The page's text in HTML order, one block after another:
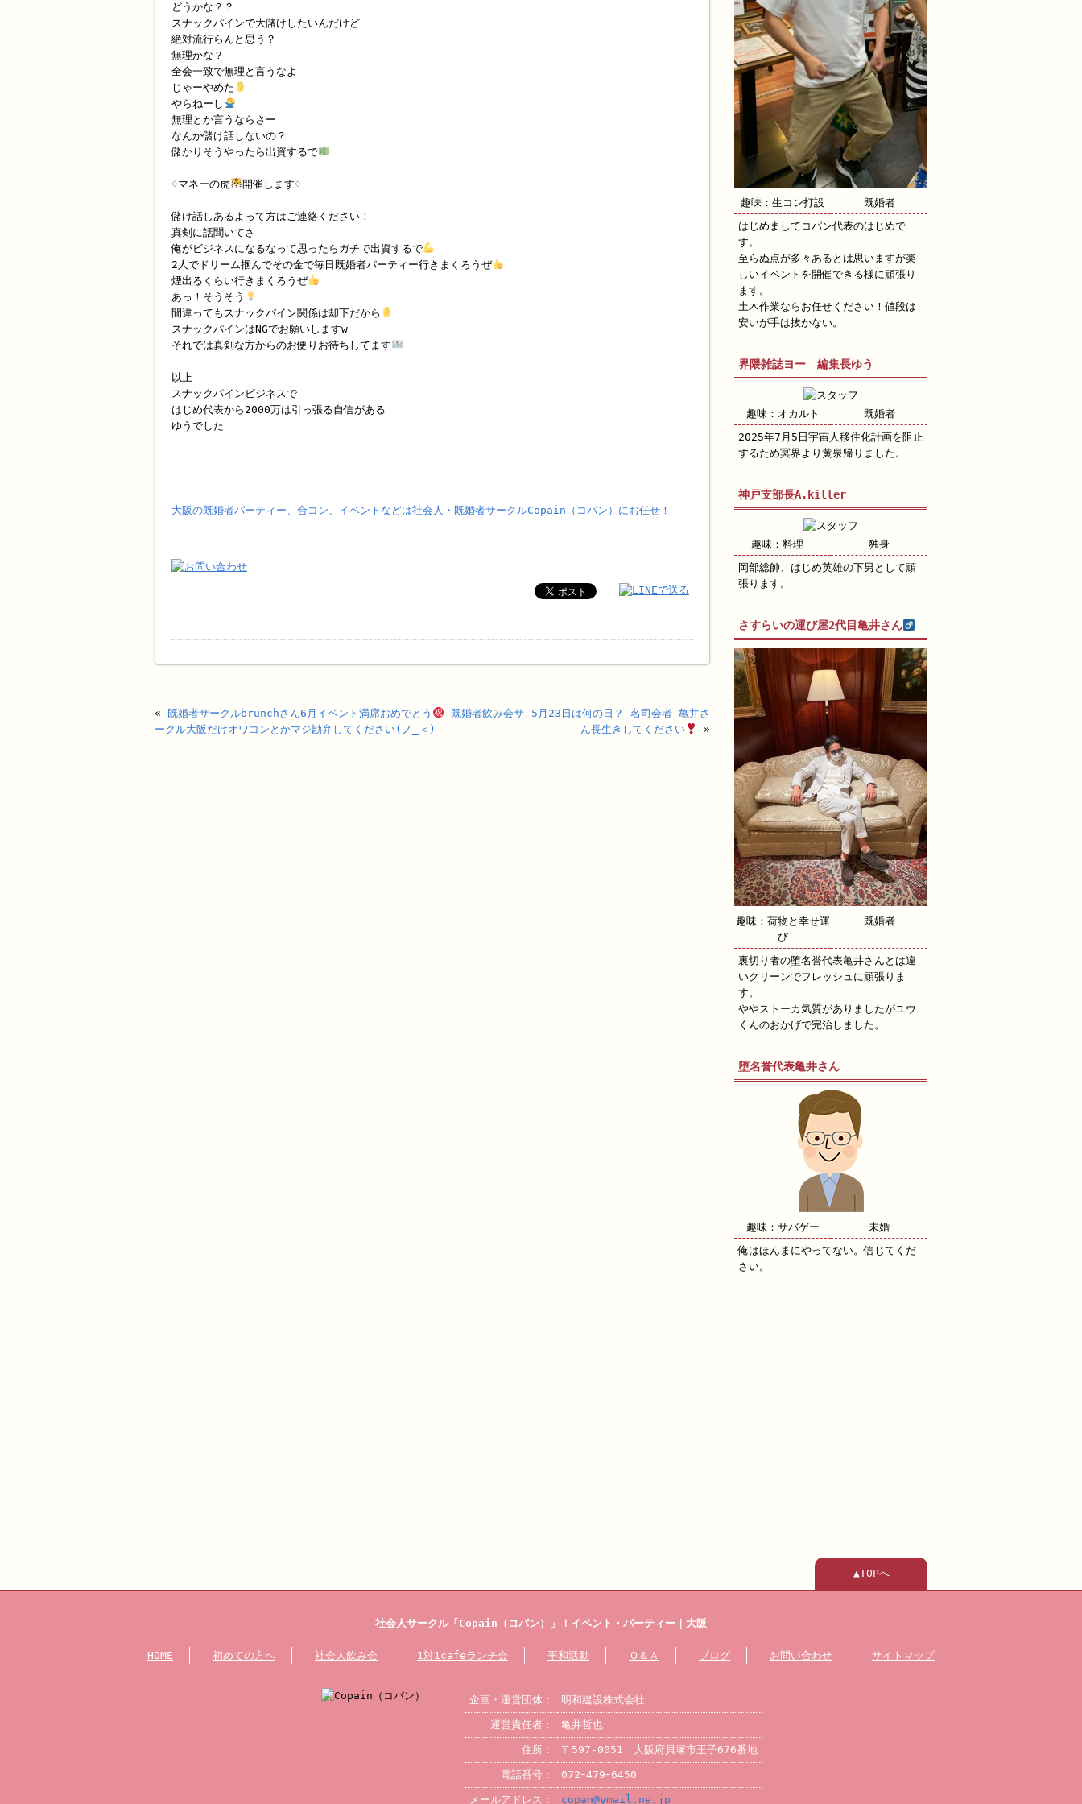
どうかな？？
スナックパインで大儲けしたいんだけど
絶対流行らんと思う？
無理かな？
全会一致で無理と言うなよ
じゃーやめた
やらねーし
無理とか言うならさー
なんか儲け話しないの？
儲かりそうやったら出資するで
♢マネーの虎 開催します♢
儲け話しあるよって方はご連絡ください！
真剣に話聞いてさ
俺がビジネスになるなって思ったらガチで出資するで
2人でドリーム掴んでその金で毎日既婚者パーティー行きまくろうぜ
煙出るくらい行きまくろうぜ
あっ！そうそう
間違ってもスナックパイン関係は却下だから
スナックパインはNGでお願いしますw
それでは真剣な方からのお便りお待ちしてます
以上
スナックパインビジネスで
はじめ代表から2000万は引っ張る自信がある
ゆうでした
大阪の既婚者パーティー、合コン、イベントなどは社会人・既婚者サークルCopain（コパン）にお任せ！
« 既婚者サークルbrunchさん6月イベント満席おめでとう
既婚者飲み会サ
ークル大阪だけオワコンとかマジ勘弁してください(ノ_＜)
5月23日は何の日？ 名司会者 亀井さ
ん長生きしてください
»
趣味：生コン打設
既婚者
はじめましてコパン代表のはじめで
す。
至らぬ点が多々あるとは思いますが楽
しいイベントを開催できる様に頑張り
ます。
土木作業ならお任せください！値段は
安いが手は抜かない。
界隈雑誌ヨー 編集長ゆう
趣味：オカルト
既婚者
2025年7月5日宇宙人移住化計画を阻止
するため冥界より黄泉帰りました。
神戸支部長A.killer
趣味：料理
独身
岡部総帥、はじめ英雄の下男として頑
張ります。
さすらいの運び屋2代目亀井さん
趣味：荷物と幸せ運
び
既婚者
裏切り者の堕名誉代表亀井さんとは違
いクリーンでフレッシュに頑張りま
す。
ややストーカ気質がありましたがユウ
くんのおかげで完治しました。
堕名誉代表亀井さん
趣味：サバゲー
未婚
俺はほんまにやってない。信じてくだ
さい。
▲TOPへ
社会人サークル「Copain（コパン）」 ｌイベント・パーティー ｜大阪
HOME 初めての方へ 社会人飲み会 1対1cafeランチ会 平和活動 Ｑ＆Ａ ブログ お問い合わせ サイトマップ
企画・運営団体： 明和建設株式会社
運営責任者： 亀井哲也
住所： 〒597-0051 大阪府貝塚市王子676番地
電話番号： 072ｰ479ｰ6450
メールアドレス： copan@ymail.ne.jp